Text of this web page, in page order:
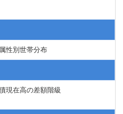
性別世帯分布
現在高の差額階級